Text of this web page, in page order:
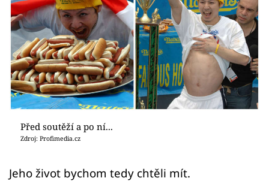
Sex a vztahy
Videa
Sledujte prima+
Přihlášení
Sledujte nás
Před soutěží a po ní...
Zdroj: Profimedia.cz
Jeho život bychom tedy chtěli mít.